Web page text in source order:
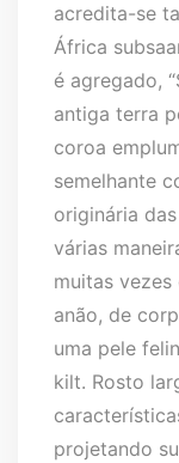
acredita-se
África
é agregado,
antiga terra
coroa
semelhante
originária
várias
muitas
anão, de
uma pele
kilt. Rosto
projetando